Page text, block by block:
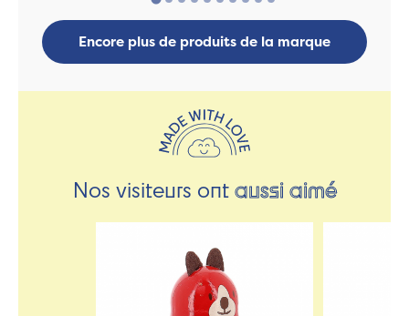
Encore plus de produits de la marque
Nos visiteurs ontaussi aimé